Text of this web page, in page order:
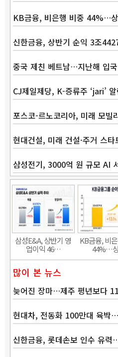
KB금융, 비은행 비중 44%…
신한금융, 상반기 순익 3조
중국 제친 베트남…지난해 입
CJ제일제당, K-증류주 ‘jari’
포스코-르노코리아, 미래 모빌
현대건설, 미래 건설·주거 스
삼성전기, 3000억 원 규모 AI
삼성E&A, 상반기 영
업이익 46…
KB금융, 비
44%…
많이 본 뉴스
늦어진 장마…제주 평년보다
현대차, 전동화 100만대 육박
신한금융, 롯데손보 인수 유